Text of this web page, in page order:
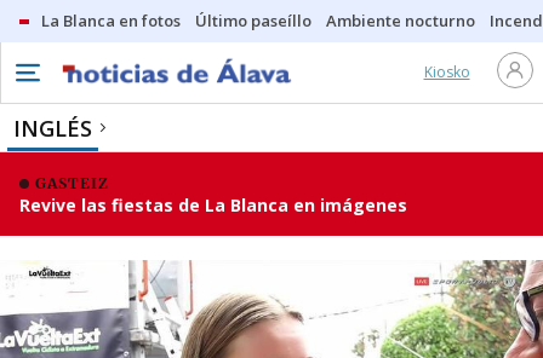
La Blanca en fotos Último paseíllo Ambiente nocturno
Kiosko
INGLÉS
GASTEIZ
Revive las fiestas de La Blanca en imágenes